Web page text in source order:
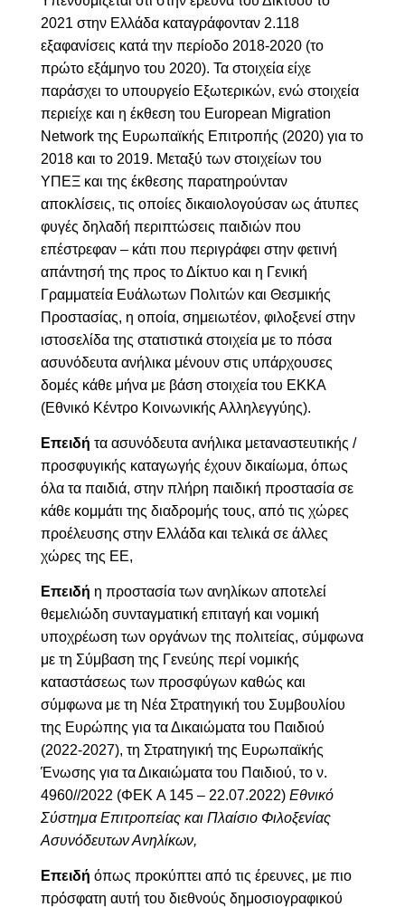
2021 στην Ελλάδα καταγράφονταν 2.118
εξαφανίσεις κατά την περίοδο 2018-2020 (το
πρώτο εξάμηνο του 2020). Τα στοιχεία είχε
παράσχει το υπουργείο Εξωτερικών, ενώ στοιχεία
περιείχε και η έκθεση του European Migration
Network της Ευρωπαϊκής Επιτροπής (2020) για το
2018 και το 2019. Μεταξύ των στοιχείων του
ΥΠΕΞ και της έκθεσης παρατηρούνταν
αποκλίσεις, τις οποίες δικαιολογούσαν ως άτυπες
φυγές δηλαδή περιπτώσεις παιδιών που
επέστρεφαν – κάτι που περιγράφει στην φετινή
απάντησή της προς το Δίκτυο και η Γενική
Γραμματεία Ευάλωτων Πολιτών και Θεσμικής
Προστασίας, η οποία, σημειωτέον, φιλοξενεί στην
ιστοσελίδα της στατιστικά στοιχεία με το πόσα
ασυνόδευτα ανήλικα μένουν στις υπάρχουσες
δομές κάθε μήνα με βάση στοιχεία του ΕΚΚΑ
(Εθνικό Κέντρο Κοινωνικής Αλληλεγγύης).
Επειδή τα ασυνόδευτα ανήλικα μεταναστευτικής /
προσφυγικής καταγωγής έχουν δικαίωμα, όπως
όλα τα παιδιά, στην πλήρη παιδική προστασία σε
κάθε κομμάτι της διαδρομής τους, από τις χώρες
προέλευσης στην Ελλάδα και τελικά σε άλλες
χώρες της ΕΕ,
Επειδή η προστασία των ανηλίκων αποτελεί
θεμελιώδη συνταγματική επιταγή και νομική
υποχρέωση των οργάνων της πολιτείας, σύμφωνα
με τη Σύμβαση της Γενεύης περί νομικής
καταστάσεως των προσφύγων καθώς και
σύμφωνα με τη Νέα Στρατηγική του Συμβουλίου
της Ευρώπης για τα Δικαιώματα του Παιδιού
(2022-2027), τη Στρατηγική της Ευρωπαϊκής
Ένωσης για τα Δικαιώματα του Παιδιού, το ν.
4960//2022 (ΦΕΚ A 145 – 22.07.2022) Εθνικό
Σύστημα Επιτροπείας και Πλαίσιο Φιλοξενίας
Ασυνόδευτων Ανηλίκων,
Επειδή όπως προκύπτει από τις έρευνες, με πιο
πρόσφατη αυτή του διεθνούς δημοσιογραφικού